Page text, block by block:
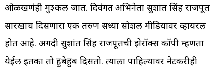
ओळखणंही मुश्कील जातं. दिवंगत अभिनेता सुशांत सिंह राजपूत
सारखाच दिसणारा एक तरुण सध्या सोशल मीडियावर व्हायरल
होत आहे. अगदी सुशांत सिंह राजपूतची झेरॉक्स कॉपी म्हणता
येईल इतका तो हुबेहुब दिसतो. त्याला पाहिल्यावर नेटकरीही